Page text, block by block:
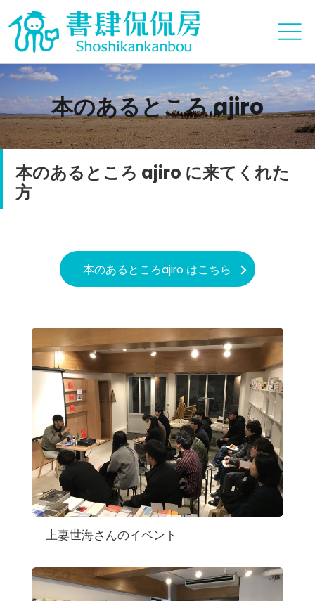
本のあるところ ajiro
本のあるところ ajiro に来てくれた
方
本のあるところajiro はこちら
上妻世海さんのイベント